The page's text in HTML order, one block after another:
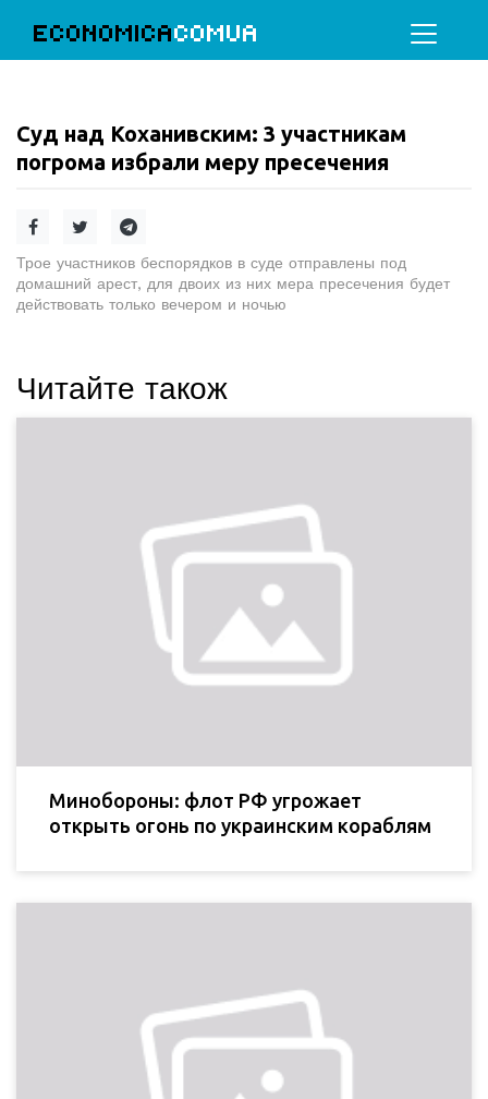
ECONOMICACOMUA
Суд над Коханивским: 3 участникам
погрома избрали меру пресечения
Трое участников беспорядков в суде отправлены под
домашний арест, для двоих из них мера пресечения будет
действовать только вечером и ночью
Читайте також
Минобороны: флот РФ угрожает
открыть огонь по украинским кораблям